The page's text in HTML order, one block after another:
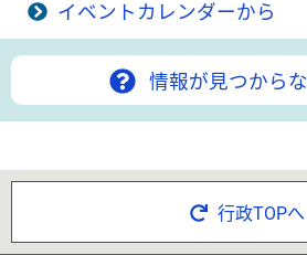
イベントカレンダーから
情報が見つから
行政TOPへ